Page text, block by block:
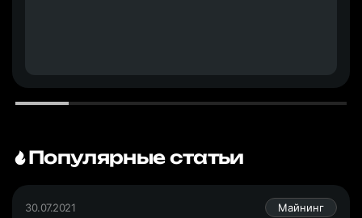
Популярные статьи
30.07.2021 Майнинг